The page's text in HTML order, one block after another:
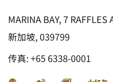
MARINA BAY, 7 RAFFLES
新加坡, 039799
传真:+65 6338-0001